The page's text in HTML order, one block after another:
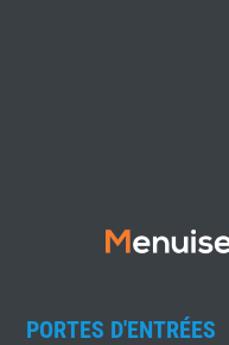
PORTES D'ENTRÉES